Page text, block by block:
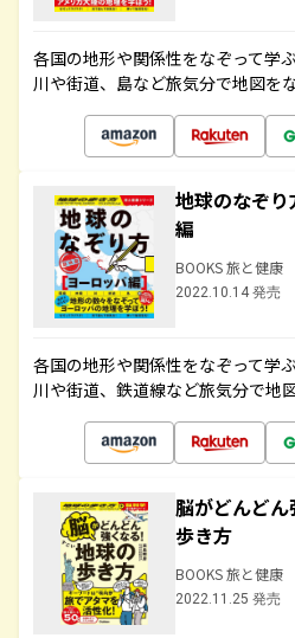
各国の地形や関係性をなぞって学
川や街道、島など旅気分で地図を
地球のなぞ
編
BOOKS 旅と健康
2022.10.14 発売
各国の地形や関係性をなぞって学
川や街道、鉄道線など旅気分で地
脳がどんど
歩き方
BOOKS 旅と健康
2022.11.25 発売